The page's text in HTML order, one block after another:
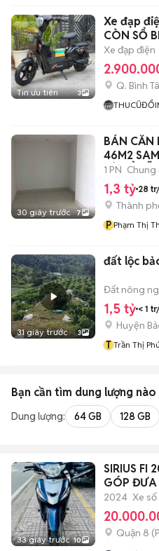
Tin ưu tiên 3
Xe đạp
CÒN SỔ
Xe đạp điện
Q. Bình
30 giây trước 7
BÁN CĂN
46M2
TỶ,SỔ
1 PN Chung
1,3 tỷ 28
Thành
P Phạm Thị
31 giây trước 3
đất lộc
Đất nông
1,5 tỷ < 1
Huyện
T Trần Thị
Bạn cần tìm dung lượng nào
Dung lượng: 64 GB 128 GB
33 giây trước 10
SIRIUS FI
GÓP
2024 Xe số
Quận 8 (